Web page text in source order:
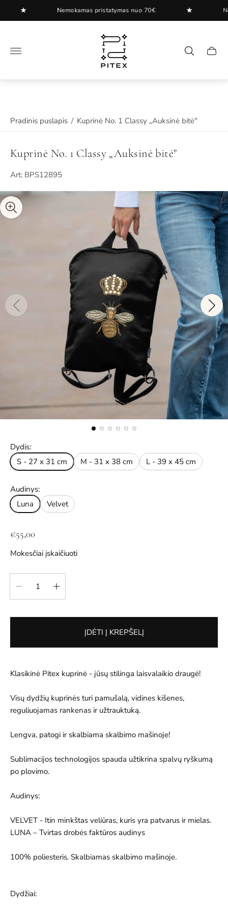
Nemokamas pristatymas nuo 70€
"
Pradinis puslapis / Kuprinė No. 1 Classy „Auksinė bitė"
Kuprinė No. 1 Classy „Auksinė bitė"
Art: BPS12895
Dydis:
S - 27 x 31 cm
M - 31 x 38 cm L - 39 x 45 cm
Audinys:
Luna
Velvet
Į
r
a
t
i
a
€55,00
Mokesčiai įskaičiuoti
ĮDĖTI Į KREPŠELĮ
Klasikinė Pitex kuprinė - jūsų stilinga laisvalaikio draugė!
Visų dydžių kuprinės turi pamušalą, vidines kišenes,
reguliuojamas rankenas ir užtrauktuką.
Lengva, patogi ir skalbiama skalbimo mašinoje!
Sublimacijos technologijos spauda užtikrina spalvų ryškumą
po plovimo.
Audinys:
VELVET - Itin minkštas veliūras, kuris yra patvarus ir mielas.
LUNA – Tvirtas drobės faktūros audinys
100% poliesteris. Skalbiamas skalbimo mašinoje.
Dydžiai: